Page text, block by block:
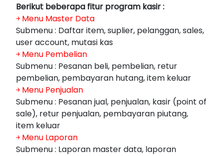
Berikut beberapa fitur program kasir :
￫ Menu Master Data
Submenu : Daftar item, suplier, pelanggan, sales,
user account, mutasi kas
￫ Menu Pembelian
Submenu : Pesanan beli, pembelian, retur
pembelian, pembayaran hutang, item keluar
￫ Menu Penjualan
Submenu : Pesanan jual, penjualan, kasir (point of
sale), retur penjualan, pembayaran piutang,
item keluar
￫ Menu Laporan
Submenu : Laporan master data, laporan